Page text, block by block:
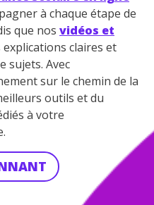
à chaque étape de
que nos vidéos et
claires et
sujets. Avec
sur le chemin de la
outils et du
à votre